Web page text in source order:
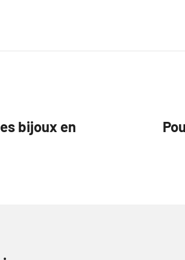
bijoux en